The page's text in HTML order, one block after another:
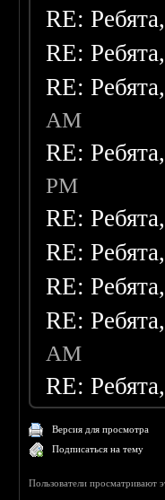
RE:
RE:
RE:
AM
RE:
PM
RE:
RE:
RE:
RE:
AM
RE:
Версия для просмотра
Подписаться на тему
Пользователи просматривают